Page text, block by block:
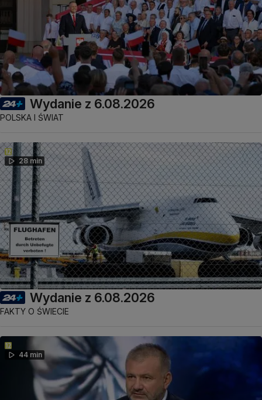
Wydanie z 6.08.2026
POLSKA I ŚWIAT
28 min
Wydanie z 6.08.2026
FAKTY O ŚWIECIE
44 min